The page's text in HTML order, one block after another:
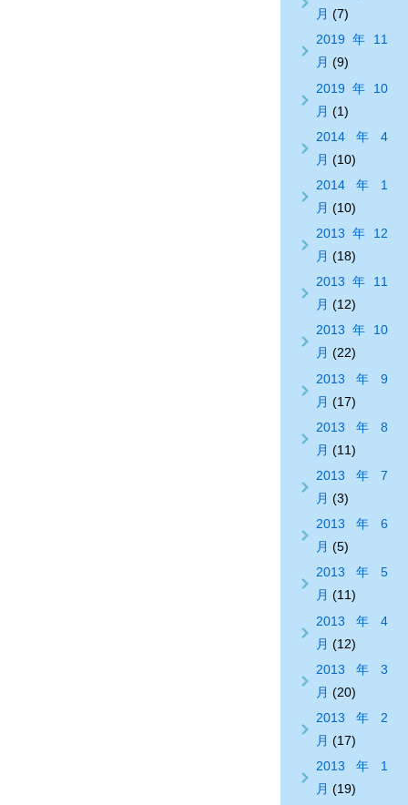
月 (7)
2019年11
月 (9)
2019年10
月 (1)
2014年4
月 (10)
2014年1
月 (10)
2013年12
月 (18)
2013年11
月 (12)
2013年10
月 (22)
2013年9
月 (17)
2013年8
月 (11)
2013年7
月 (3)
2013年6
月 (5)
2013年5
月 (11)
2013年4
月 (12)
2013年3
月 (20)
2013年2
月 (17)
2013年1
月 (19)